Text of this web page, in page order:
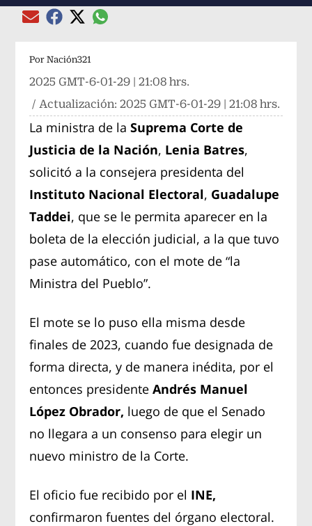
Compartir el artículo actual mediante Email
Compartir el artículo actual mediante Facebook
Compartir el artículo actual mediante Twitter
Compartir el artículo actual mediante
Por Nación321
2025 GMT-6-01-29 | 21:08 hrs.
/ Actualización:2025 GMT-6-01-29 | 21:08 hrs.
La ministra de la Suprema Corte de
Justicia de la Nación, Lenia Batres,
solicitó a la consejera presidenta del
Instituto Nacional Electoral, Guadalupe
Taddei, que se le permita aparecer en la
boleta de la elección judicial, a la que tuvo
pase automático, con el mote de “la
Ministra del Pueblo”.
El mote se lo puso ella misma desde
finales de 2023, cuando fue designada de
forma directa, y de manera inédita, por el
entonces presidenteAndrés Manuel
López Obrador, luego de que el Senado
no llegara a un consenso para elegir un
nuevo ministro de la Corte.
El oficio fue recibido por el INE,
confirmaron fuentes del órgano electoral.